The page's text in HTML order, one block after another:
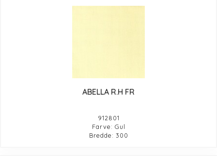
ABELLA R.H FR
912801
Farve: Gul
Bredde: 300